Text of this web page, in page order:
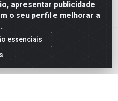
apresentar publicidade
o seu perfil e melhorar a
essenciais
- Pari - São Paulo/SP
Vautier, 585/597 - Pari - São
- CNPJ 27.717.135/0001-29